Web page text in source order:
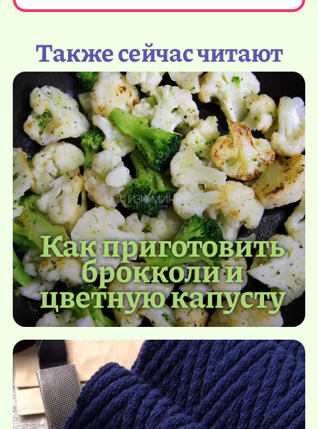
Также сейчас читают
Как приготовить
брокколи и
цветную капусту